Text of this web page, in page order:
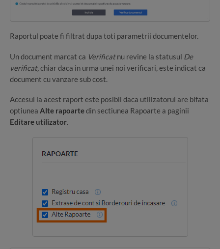
Raportul poate fi filtrat dupa toti parametrii documentelor.
Un document marcat ca Verificatnu revine la statusul De
verificat,chiar daca in urma unei noi verificari, este indicat ca
document cu vanzare sub cost.
Accesul la acest raport este posibil daca utilizatorul are bifata
optiunea Alte rapoartedin sectiunea Rapoarte a paginii
Editare utilizator.